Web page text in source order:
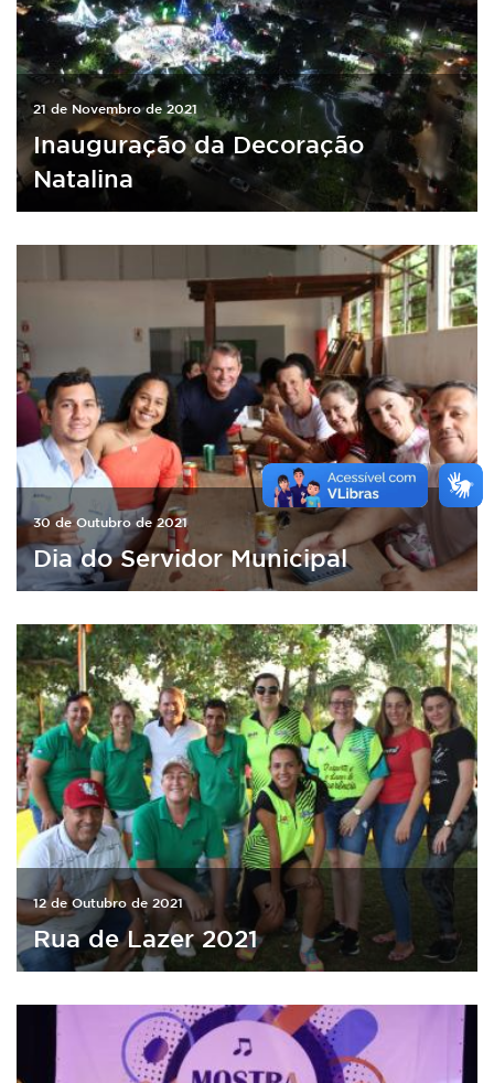
21 de Novembro de 2021
Inauguração da Decoração
Natalina
30 de Outubro de 2021
Dia do Servidor Municipal
12 de Outubro de 2021
Rua de Lazer 2021